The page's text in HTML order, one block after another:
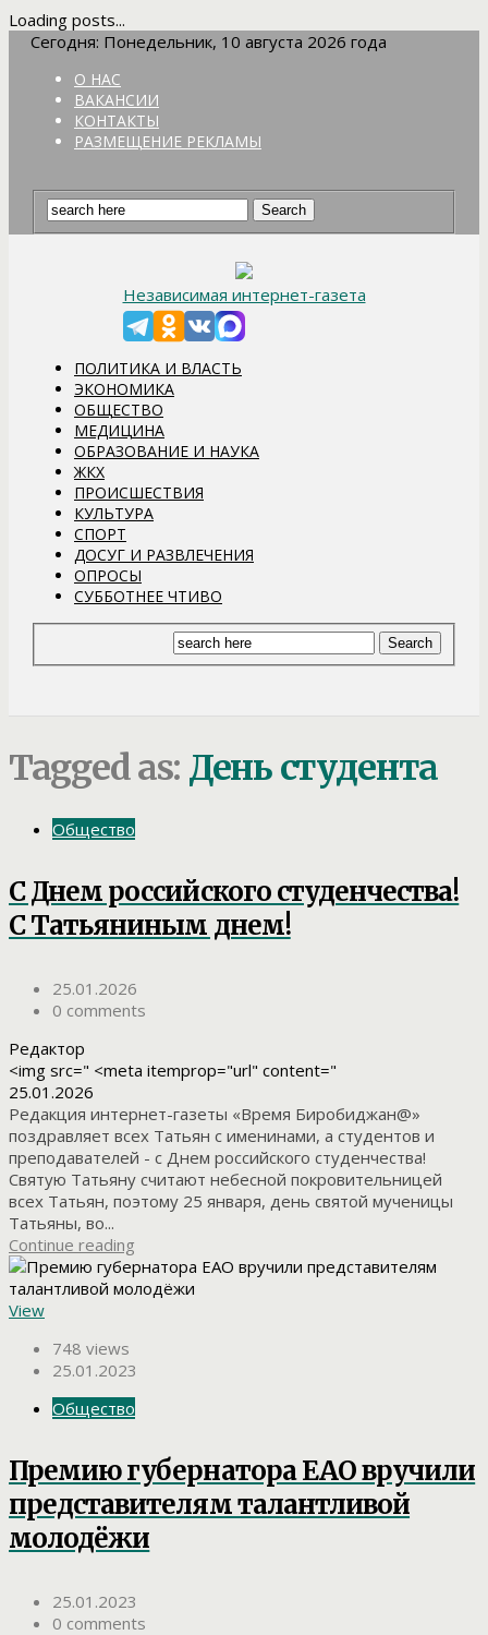
Loading posts...
Сегодня: Понедельник, 10 августа 2026 года
О НАС
ВАКАНСИИ
КОНТАКТЫ
РАЗМЕЩЕНИЕ РЕКЛАМЫ
Независимая интернет-газета
ПОЛИТИКА И ВЛАСТЬ
ЭКОНОМИКА
ОБЩЕСТВО
МЕДИЦИНА
ОБРАЗОВАНИЕ И НАУКА
ЖКХ
ПРОИСШЕСТВИЯ
КУЛЬТУРА
СПОРТ
ДОСУГ И РАЗВЛЕЧЕНИЯ
ОПРОСЫ
СУББОТНЕЕ ЧТИВО
Tagged as: День студента
Общество
С Днем российского студенчества!
С Татьяниным днем!
25.01.2026
0 comments
Редактор
<img src=" <meta itemprop="url" content="
25.01.2026
Редакция интернет-газеты «Время Биробиджан@»
поздравляет всех Татьян с именинами, а студентов и
преподавателей - с Днем российского студенчества!
Святую Татьяну считают небесной покровительницей
всех Татьян, поэтому 25 января, день святой мученицы
Татьяны, во...
Continue reading
View
748 views
25.01.2023
Общество
Премию губернатора ЕАО вручили
представителям талантливой
молодёжи
25.01.2023
0 comments